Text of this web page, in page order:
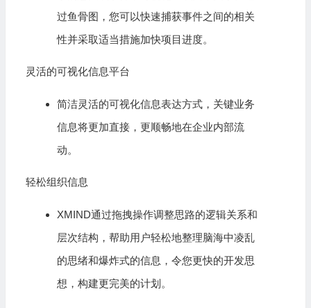
过鱼骨图，您可以快速捕获事件之间的相关
性并采取适当措施加快项目进度。
灵活的可视化信息平台
简洁灵活的可视化信息表达方式，关键业务
信息将更加直接，更顺畅地在企业内部流
动。
轻松组织信息
XMIND通过拖拽操作调整思路的逻辑关系和
层次结构，帮助用户轻松地整理脑海中凌乱
的思绪和爆炸式的信息，令您更快的开发思
想，构建更完美的计划。